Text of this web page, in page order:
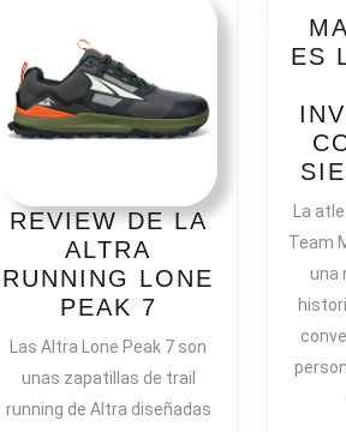
REVIEW DE LA
ALTRA
RUNNING LONE
PEAK 7
DE
ALTRA
RUNNING
Las Altra Lone Peak 7 son
unas zapatillas de trail
running de Altra diseñadas
ES
La
Team
una